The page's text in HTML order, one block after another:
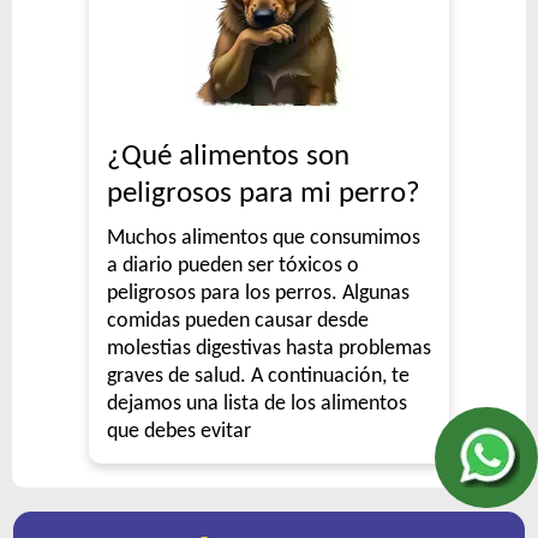
¿Qué alimentos son
peligrosos para mi perro?
Muchos alimentos que consumimos
a diario pueden ser tóxicos o
peligrosos para los perros. Algunas
comidas pueden causar desde
molestias digestivas hasta problemas
graves de salud. A continuación, te
dejamos una lista de los alimentos
que debes evitar